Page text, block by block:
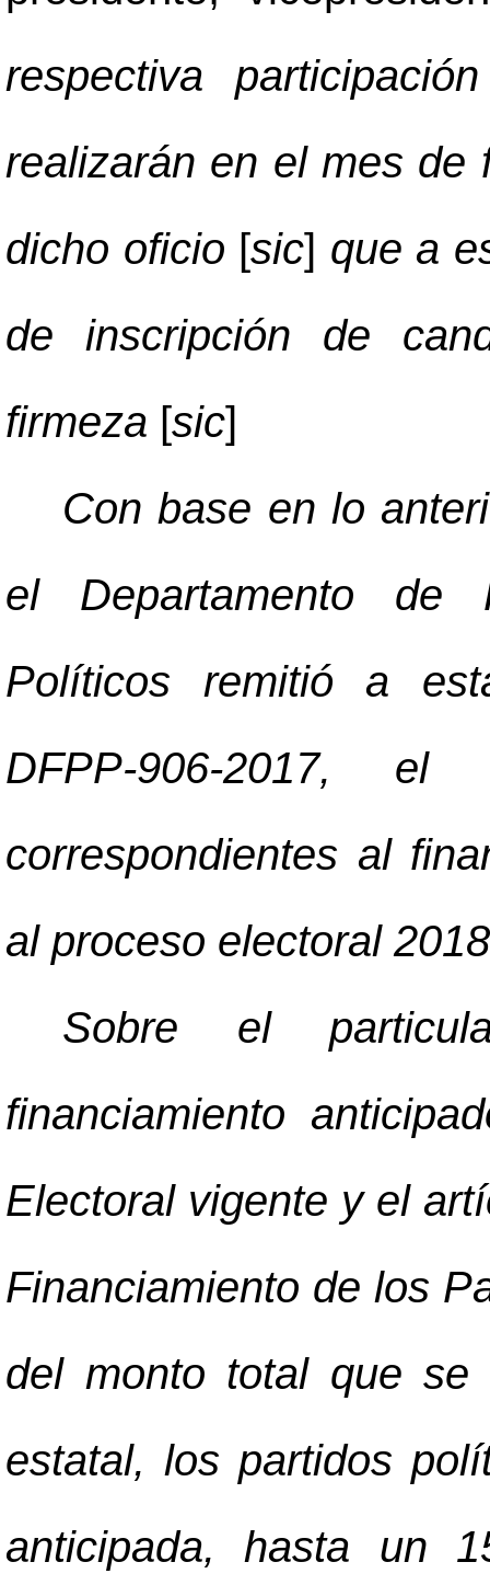
respectiva
realizarán en el mes de
dicho oficio [sic] que a
de inscripción de
firmeza [sic]
Con base en lo
el Departamento de
Políticos remitió a
DFPP-906-2017,
correspondientes al
al proceso electoral
Sobre el
financiamiento
Electoral vigente y el
Financiamiento de los
del monto total que se
estatal, los partidos
anticipada, hasta un